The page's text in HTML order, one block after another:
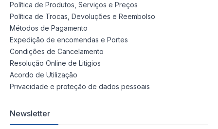
Política de Produtos, Serviços e Preços
Política de Trocas, Devoluções e Reembolso
Métodos de Pagamento
Expedição de encomendas e Portes
Condições de Cancelamento
Resolução Online de Litígios
Acordo de Utilização
Privacidade e proteção de dados pessoais
Newsletter